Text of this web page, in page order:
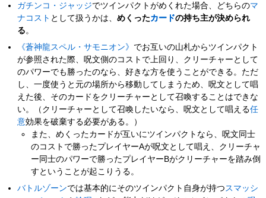
ガチンコ・ジャッジでツインパクトがめくれた場合、どちらのマ
ナコスト として扱うかは、めくったカードの持ち主が決められ
る 。
《蒼神龍スペル・サモニオン》 でお互いの山札からツインパクト
が参照された際、呪文側のコストで上回り、クリーチャーとして
のパワーでも勝ったのなら、好きな方を使うことができる。ただ
し、一度使うと元の場所から移動してしまうため、呪文として唱
えた後、そのカードをクリーチャーとして召喚することはできな
い。（クリーチャーとして召喚したいなら、呪文として唱える任
意効果を破棄する必要がある。）
また、めくったカードが互いにツインパクトなら、呪文同士
のコストで勝ったプレイヤーAが呪文として唱え、クリーチャ
ー同士のパワーで勝ったプレイヤーBがクリーチャーを踏み倒
すということが起こりうる。
バトルゾーンでは基本的にそのツインパクト自身が持つ スマッシ